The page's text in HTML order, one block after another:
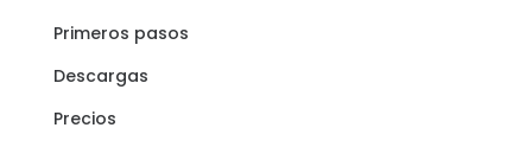
Primeros pasos
Descargas
Precios